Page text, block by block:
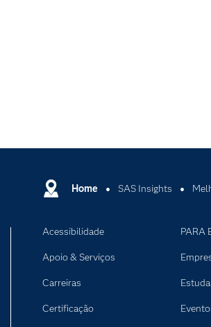
Home SAS Insights
Acessibilidade
Apoio & Serviços
Carreiras
Certificação
PARA